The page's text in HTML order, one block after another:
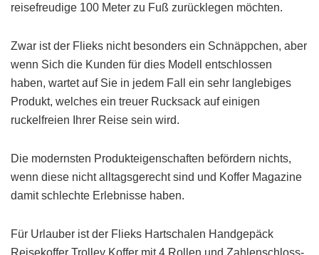
reisefreudige 100 Meter zu Fuß zurücklegen möchten.
Zwar ist der Flieks nicht besonders ein Schnäppchen, aber
wenn Sich die Kunden für dies Modell entschlossen
haben, wartet auf Sie in jedem Fall ein sehr langlebiges
Produkt, welches ein treuer Rucksack auf einigen
ruckelfreien Ihrer Reise sein wird.
Die modernsten Produkteigenschaften befördern nichts,
wenn diese nicht alltagsgerecht sind und Koffer Magazine
damit schlechte Erlebnisse haben.
Für Urlauber ist der Flieks Hartschalen Handgepäck
Reisekoffer Trolley Koffer mit 4 Rollen und Zahlenschloss-